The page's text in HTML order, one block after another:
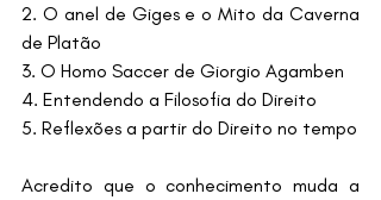
2. O anel de Giges e o Mito da Caverna
de Platão
3. O Homo Saccer de Giorgio Agamben
4. Entendendo a Filosofia do Direito
5. Reflexões a partir do Direito no tempo
Acredito que o conhecimento muda a